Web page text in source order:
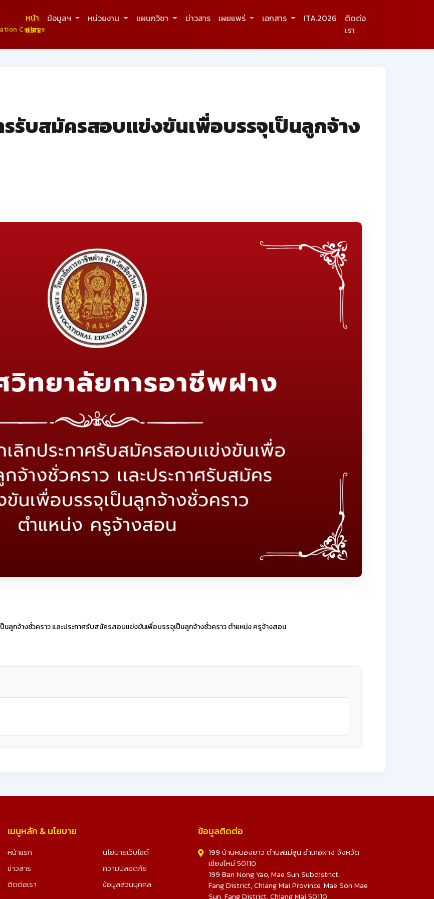
College
หน้า
แรก
ข้อมูลฯ หน่วยงาน แผนกวิชา ข่าวสาร เผยแพร่ เอกสาร ITA.2026
ติดต่อ
เรา
รับสมัครสอบแข่งขันเพื่อบรรจุเป็นลูกจ้าง
ลูกจ้างชั่วคราว และประกาศรับสมัครสอบแข่งขันเพื่อบรรจุเป็นลูกจ้างชั่วคราว ตำแหน่ง ครูจ้างสอน
เมนูหลัก & นโยบาย
หน้าแรก
ข่าวสาร
ติดต่อเรา
นโยบายเว็บไซต์
ความปลอดภัย
ข้อมูลส่วนบุคคล
ข้อมูลติดต่อ
199 บ้านหนองยาว ตำบลแม่สูน อำเภอฝาง จังหวัด
เชียงใหม่ 50110
199 Ban Nong Yao, Mae Sun Subdistrict,
Fang District, Chiang Mai Province, Mae Son Mae
Sun, Fang District, Chiang Mai 50110